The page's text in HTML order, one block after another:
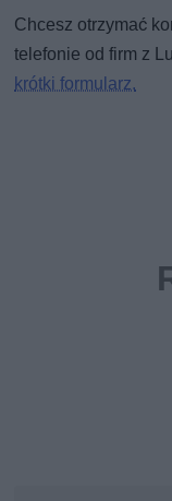
Chcesz otrzymać
telefonie od firm z
krótki formularz.